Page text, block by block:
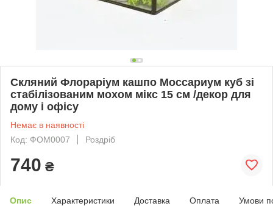
Скляний Флораріум кашпо Моссариум куб зі
стабілізованим мохом мікс 15 см /декор для
дому і офісу
Немає в наявності
Код: ФОМ0007
Роздріб
740 ₴
Опис Характеристики Доставка Оплата Умови